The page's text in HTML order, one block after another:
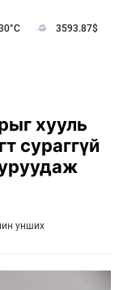
3593.87$
хууль
сураггүй
унших